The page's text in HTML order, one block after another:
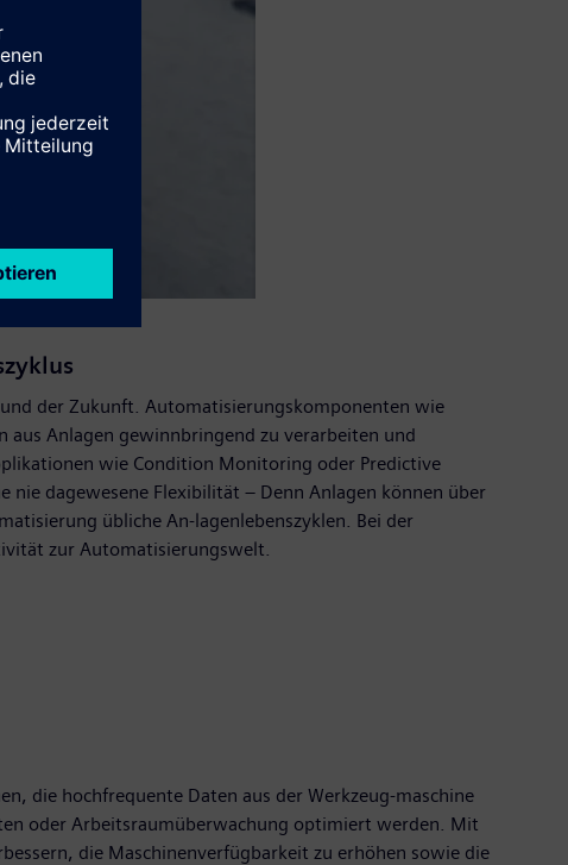
der Zukunft. Automatisierungskomponenten wie
aus Anlagen gewinnbringend zu verarbeiten und
wie Condition Monitoring oder Predictive
nie dagewesene Flexibilität – Denn Anlagen können über
übliche An-lagenlebenszyklen. Bei der
zur Automatisierungswelt.
die hochfrequente Daten aus der Werkzeug-maschine
oder Arbeitsraumüberwachung optimiert werden. Mit
die Maschinenverfügbarkeit zu erhöhen sowie die